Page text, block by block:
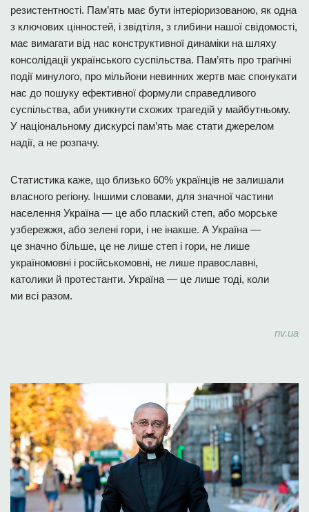
резистентності. Пам’ять має бути інтеріоризованою, як одна
з ключових цінностей, і звідтіля, з глибини нашої свідомості,
має вимагати від нас конструктивної динаміки на шляху
консолідації українського суспільства. Пам’ять про трагічні
події минулого, про мільйони невинних жертв має спонукати
нас до пошуку ефективної формули справедливого
суспільства, аби уникнути схожих трагедій у майбутньому.
У національному дискурсі пам’ять має стати джерелом
надії, а не розпачу.
Статистика каже, що близько 60% українців не залишали
власного регіону. Іншими словами, для значної частини
населення Україна — це або плаский степ, або морське
узбережжя, або зелені гори, і не інакше. А Україна —
це значно більше, це не лише степ і гори, не лише
україномовні і російськомовні, не лише православні,
католики й протестанти. Україна — це лише тоді, коли
ми всі разом.
nv.ua